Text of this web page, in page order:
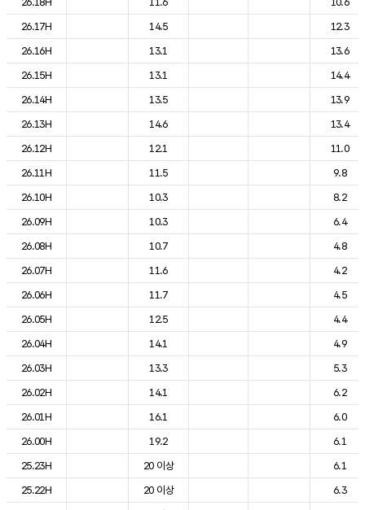
26.17H
14.5
12.3
26.16H
13.1
13.6
26.15H
13.1
14.4
26.14H
13.5
13.9
26.13H
14.6
13.4
26.12H
12.1
11.0
26.11H
11.5
9.8
26.10H
10.3
8.2
26.09H
10.3
6.4
26.08H
10.7
4.8
26.07H
11.6
4.2
26.06H
11.7
4.5
26.05H
12.5
4.4
26.04H
14.1
4.9
26.03H
13.3
5.3
26.02H
14.1
6.2
26.01H
16.1
6.0
26.00H
19.2
6.1
25.23H
20 이상
6.1
25.22H
20 이상
6.3